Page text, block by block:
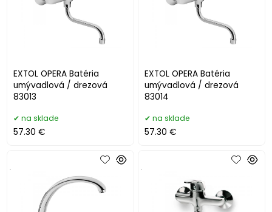
EXTOL OPERA Batéria
umývadlová / drezová
83013
na sklade
57.30 €
EXTOL OPERA Batéria
umývadlová / drezová
83014
na sklade
57.30 €